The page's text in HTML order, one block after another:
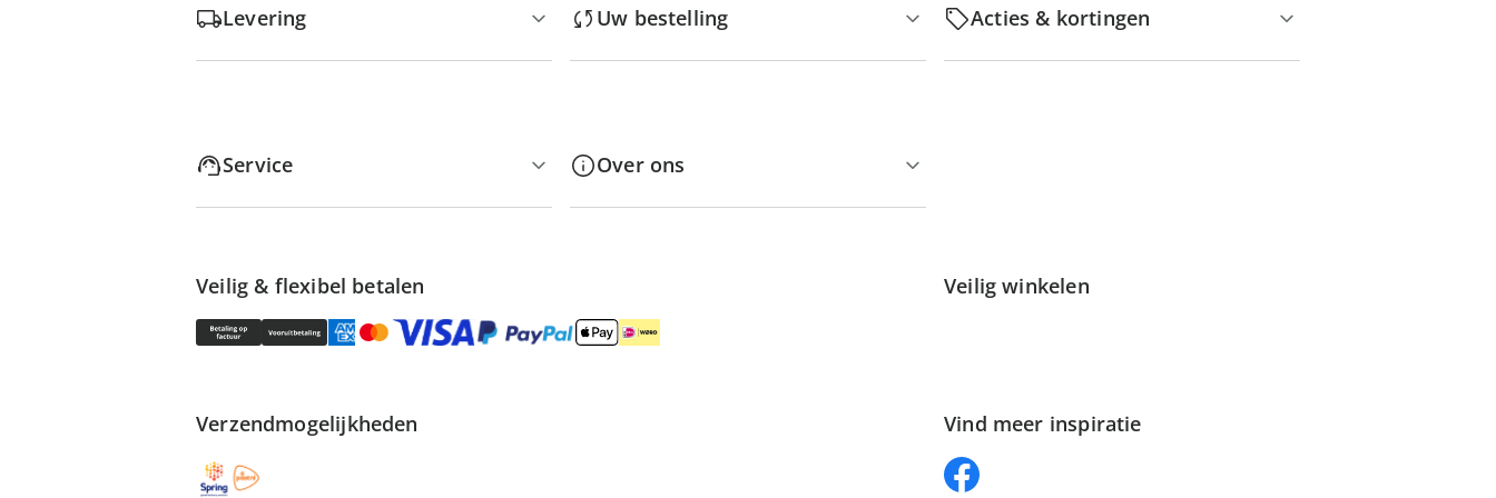
Levering Uw bestelling Acties & kortingen
Service Over ons
Veilig & flexibel betalen Veilig winkelen
Verzendmogelijkheden Vind meer inspiratie